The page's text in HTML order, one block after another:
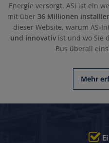
Energie versorgt. ASi ist ein
mit über 36 Millionen
dieser Website, warum AS-
und innovativist und wo Sie
Bus überall
Mehr